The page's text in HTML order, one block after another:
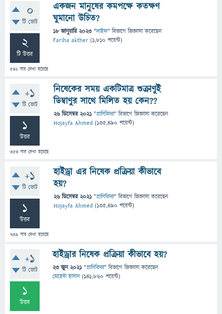
0
টি ভোট
2
টি উত্তর
542বার দেখা হয়েছে
একজন মানুষের কমপক্ষে কতক্ষণ
ঘুমানো উচিত?
18 জানুয়ারি 2023 "লাইফ" বিভাগে জিজ্ঞাসাকরেছেন
Fariha akther (1,810 পয়েন্ট)
+1
টি ভোট
1
উত্তর
354 বার দেখা হয়েছে
নিষেকের সময় একটিমাত্র শুক্রাণুই
ডিম্বাণুর সাথে মিলিত হয় কেন??
26 ডিসেম্বর 2021 "প্রাণিবিদ্যা" বিভাগে জিজ্ঞাসাকরেছেন
Hojayfa Ahmed (135,490 পয়েন্ট)
+1
টি ভোট
1
উত্তর
739 বার দেখা হয়েছে
হাইড্রা এর নিষেক প্রক্রিয়া কীভাবে
হয়?
26 ডিসেম্বর 2021 "প্রাণিবিদ্যা" বিভাগে জিজ্ঞাসাকরেছেন
Hojayfa Ahmed (135,490 পয়েন্ট)
+1
টি ভোট
1
উত্তর
হাইড্রার নিষেক প্রক্রিয়া কীভাবে হয়?
23 জুন 2021 "প্রাণিবিদ্যা" বিভাগে জিজ্ঞাসাকরেছেন
মেহেদী হাসান (141,860 পয়েন্ট)